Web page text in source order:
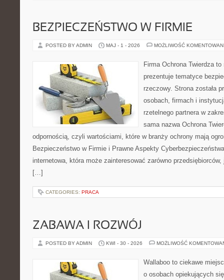
BEZPIECZEŃSTWO W FIRMIE
POSTED BY ADMIN MAJ - 1 - 2026 MOŻLIWOŚĆ
Firma Ochrona Twierdza
prezentuje tematyce
rzeczowy. Strona została
osobach, firmach i
rzetelnego partnera w
sama nazwa Ochrona
odpornością, czyli wartościami, które w branży ochrony mają
Bezpieczeństwo w Firmie i Prawne Aspekty
internetowa, która może zainteresować zarówno
[…]
CATEGORIES: PRACA
ZABAWA I ROZWÓJ
POSTED BY ADMIN KWI - 30 - 2026 MOŻLIWOŚĆ
Wallaboo to ciekawe
o osobach opiekujących